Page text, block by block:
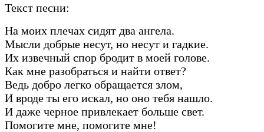
Текст песни:
На моих плечах сидят два ангела.
Мысли добрые несут, но несут и гадкие.
Их извечный спор бродит в моей голове.
Как мне разобраться и найти ответ?
Ведь добро легко обращается злом,
И вроде ты его искал, но оно тебя нашло.
И даже черное привлекает больше свет.
Помогите мне, помогите мне!